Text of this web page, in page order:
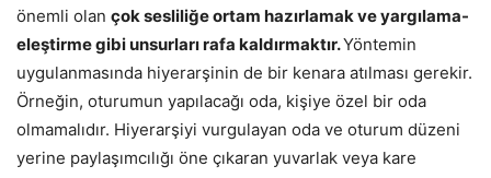
önemli olan çok sesliliğe ortam hazırlamak ve yargılama-
eleştirme gibi unsurları rafa kaldırmaktır.Yöntemin
uygulanmasında hiyerarşinin de bir kenara atılması gerekir.
Örneğin, oturumun yapılacağı oda, kişiye özel bir oda
olmamalıdır. Hiyerarşiyi vurgulayan oda ve oturum düzeni
yerine paylaşımcılığı öne çıkaran yuvarlak veya kare